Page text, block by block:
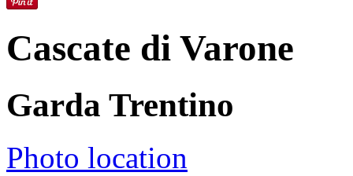
Cascate di Varone
Garda Trentino
Photo location